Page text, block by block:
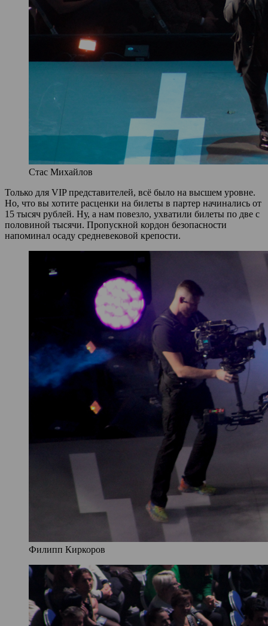
Стас Михайлов
Только для VIP представителей, всё было на высшем уровне.
Но, что вы хотите расценки на билеты в партер начинались от
15 тысяч рублей. Ну, а нам повезло, ухватили билеты по две с
половиной тысячи. Пропускной кордон безопасности
напоминал осаду средневековой крепости.
Филипп Киркоров